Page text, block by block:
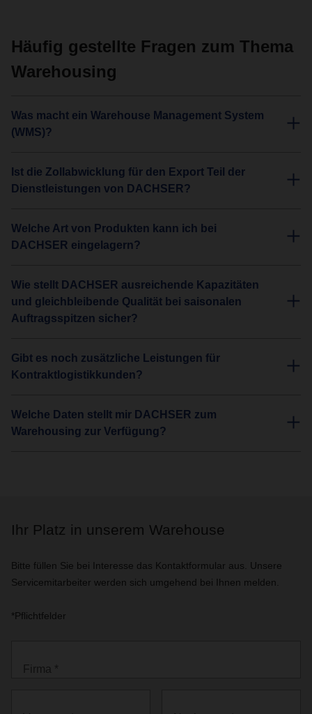
Häufig gestellte Fragen zum Thema
Warehousing
Was macht ein Warehouse Management System
(WMS)?
Ist die Zollabwicklung für den Export Teil der
Dienstleistungen von DACHSER?
Welche Art von Produkten kann ich bei
DACHSER eingelagern?
Wie stellt DACHSER ausreichende Kapazitäten
und gleichbleibende Qualität bei saisonalen
Auftragsspitzen sicher?
Gibt es noch zusätzliche Leistungen für
Kontraktlogistikkunden?
Welche Daten stellt mir DACHSER zum
Warehousing zur Verfügung?
Ihr Platz in unserem Warehouse
Bitte füllen Sie bei Interesse das Kontaktformular aus. Unsere
Servicemitarbeiter werden sich umgehend bei Ihnen melden.
*Pflichtfelder
Firma *